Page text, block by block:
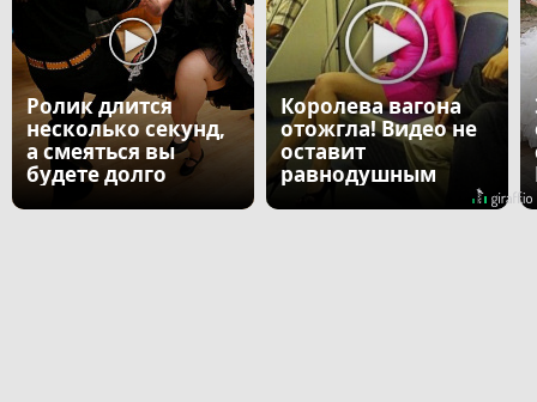
Ролик длится
несколько секунд,
а смеяться вы
будете долго
Королева вагона
отожгла! Видео не
оставит
равнодушным